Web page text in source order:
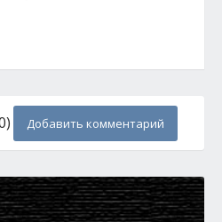
Добавить комментарий